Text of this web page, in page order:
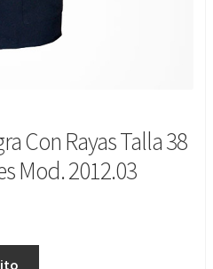
Con Rayas Talla 38
Mod. 2012.03